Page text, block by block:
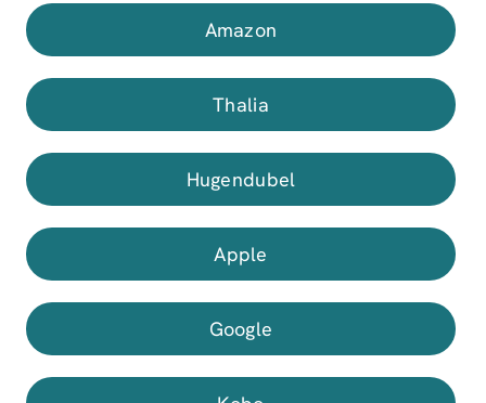
Amazon
Thalia
Hugendubel
Apple
Google